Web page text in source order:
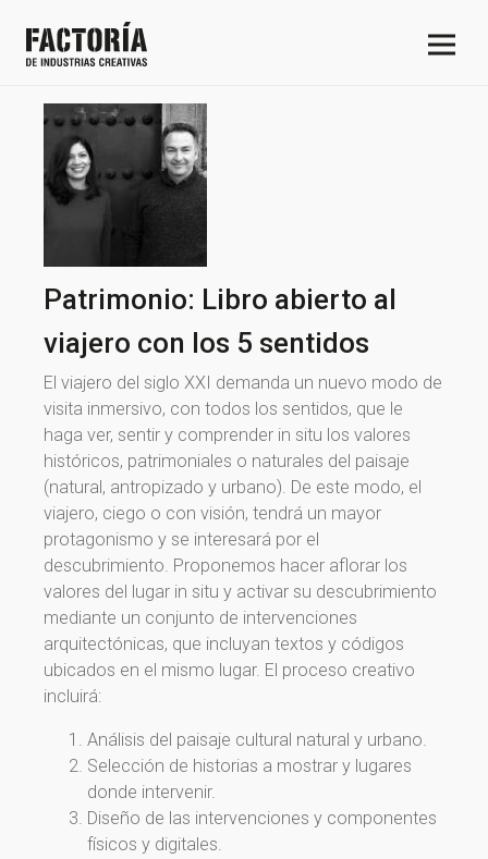
Patrimonio: Libro abierto al
viajero con los 5 sentidos
El viajero del siglo XXI demanda un nuevo modo de
visita inmersivo, con todos los sentidos, que le
haga ver, sentir y comprender in situ los valores
históricos, patrimoniales o naturales del paisaje
(natural, antropizado y urbano). De este modo, el
viajero, ciego o con visión, tendrá un mayor
protagonismo y se interesará por el
descubrimiento. Proponemos hacer aflorar los
valores del lugar in situ y activar su descubrimiento
mediante un conjunto de intervenciones
arquitectónicas, que incluyan textos y códigos
ubicados en el mismo lugar. El proceso creativo
incluirá:
Análisis del paisaje cultural natural y urbano.
Selección de historias a mostrar y lugares
donde intervenir.
Diseño de las intervenciones y componentes
físicos y digitales.